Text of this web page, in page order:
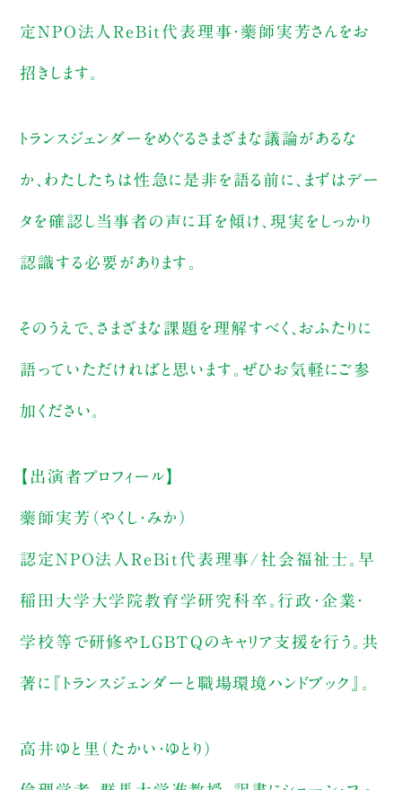
定NPO法人ReBit代表理事・藥師実芳さんをお
招きします。
トランスジェンダーをめぐるさまざまな議論があるな
か、わたしたちは性急に是非を語る前に、まずはデー
タを確認し当事者の声に耳を傾け、現実をしっかり
認識する必要があります。
そのうえで、さまざまな課題を理解すべく、おふたりに
語っていただければと思います。ぜひお気軽にご参
加ください。
【出演者プロフィール】
藥師実芳（やくし・みか）
認定NPO法人ReBit代表理事/社会福祉士。早
稲田大学大学院教育学研究科卒。行政・企業・
学校等で研修やLGBTQのキャリア支援を行う。共
著に『トランスジェンダーと職場環境ハンドブック』。
高井ゆと里（たかい・ゆとり）